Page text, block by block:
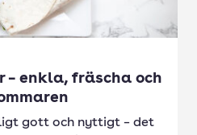
– enkla, fräscha och
gott och nyttigt – det